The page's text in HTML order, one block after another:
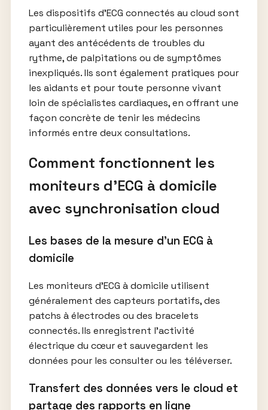
Les dispositifs d’ECG connectés au cloud sont
particulièrement utiles pour les personnes
ayant des antécédents de troubles du
rythme, de palpitations ou de symptômes
inexpliqués. Ils sont également pratiques pour
les aidants et pour toute personne vivant
loin de spécialistes cardiaques, en offrant une
façon concrète de tenir les médecins
informés entre deux consultations.
Comment fonctionnent les
moniteurs d’ECG à domicile
avec synchronisation cloud
Les bases de la mesure d’un ECG à
domicile
Les moniteurs d’ECG à domicile utilisent
généralement des capteurs portatifs, des
patchs à électrodes ou des bracelets
connectés. Ils enregistrent l’activité
électrique du cœur et sauvegardent les
données pour les consulter ou les téléverser.
Transfert des données vers le cloud et
partage des rapports en ligne